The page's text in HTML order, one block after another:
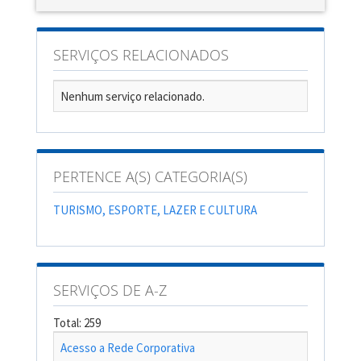
SERVIÇOS RELACIONADOS
Nenhum serviço relacionado.
PERTENCE A(S) CATEGORIA(S)
TURISMO, ESPORTE, LAZER E CULTURA
SERVIÇOS DE A-Z
Total: 259
Acesso a Rede Corporativa